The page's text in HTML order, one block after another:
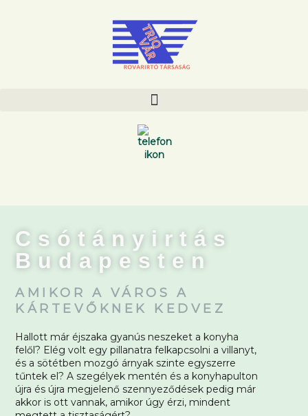
Csótányirtás
Budapesten
AMIKOR A VÁROS A
KÁRTEVŐKNEK KEDVEZ
Hallott már éjszaka gyanús neszeket a konyha
felől? Elég volt egy pillanatra felkapcsolni a villanyt,
és a sötétben mozgó árnyak szinte egyszerre
tűntek el? A szegélyek mentén és a konyhapulton
újra és újra megjelenő szennyeződések pedig már
akkor is ott vannak, amikor úgy érzi, mindent